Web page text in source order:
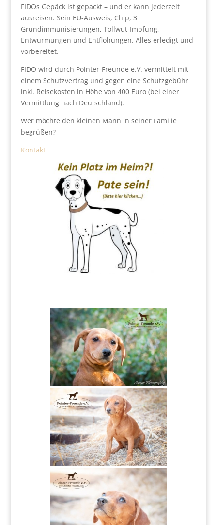
FIDOs Gepäck ist gepackt – und er kann jederzeit
ausreisen: Sein EU-Ausweis, Chip, 3
Grundimmunisierungen, Tollwut-Impfung,
Entwurmungen und Entflohungen. Alles erledigt und
vorbereitet.
FIDO wird durch Pointer-Freunde e.V. vermittelt mit
einem Schutzvertrag und gegen eine Schutzgebühr
inkl. Reisekosten in Höhe von 400 Euro (bei einer
Vermittlung nach Deutschland).
Wer möchte den kleinen Mann in seiner Familie
begrüßen?
Kontakt